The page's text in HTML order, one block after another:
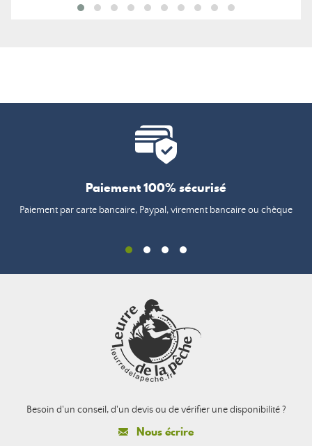
Paiement 100% sécurisé
Paiement par carte bancaire, Paypal, virement bancaire ou chèque
Besoin d'un conseil, d'un devis ou de vérifier une disponibilité ?
Nous écrire